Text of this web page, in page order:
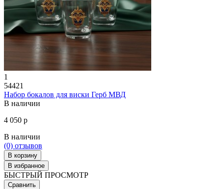
1
54421
Набор бокалов для виски Герб МВД
В наличии
4 050 р
В наличии
(0) отзывов
В корзину
В избранное
БЫСТРЫЙ ПРОСМОТР
Сравнить